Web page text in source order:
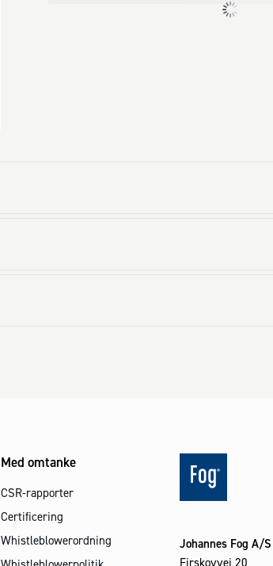
Med omtanke
CSR-rapporter
Certificering
Whistleblowerordning
Johannes Fog A/S
Firskovvej 20